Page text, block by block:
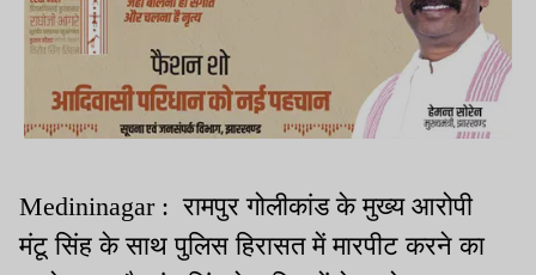
Medininagar : रामपुर गोलीकांड के मुख्य आरोपी
मंटू सिंह के साथ पुलिस हिरासत में मारपीट करने का